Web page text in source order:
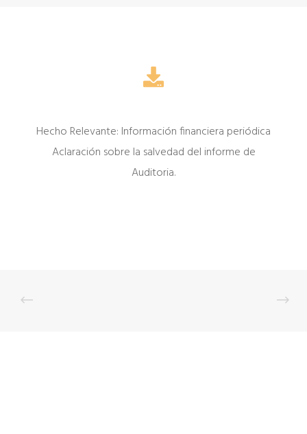
Hecho Relevante: Información financiera periódica
Aclaración sobre la salvedad del informe de
Auditoria.